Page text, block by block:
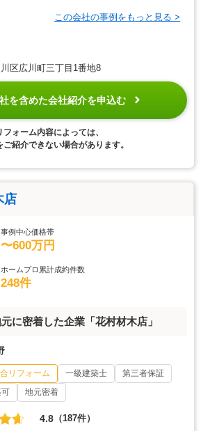
この会社の事例をもっと見る >
区広川町三丁目1番地8
を含めた会社紹介を申込む
ォーム内容によっては、
ご紹介できない場合があります。
店
事例中心価格帯
〜600万円
ホームプロ累計成約件数
248件
に密着した企業「花村材木店」
リフォーム 一級建築士
第三者保証
可 地元密着
4.8 （187件）